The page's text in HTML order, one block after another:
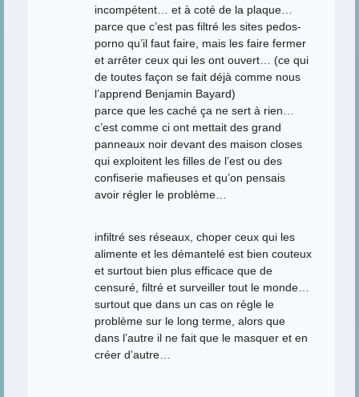
incompétent… et à coté de la plaque…
parce que c’est pas filtré les sites pedos-
porno qu’il faut faire, mais les faire fermer
et arrêter ceux qui les ont ouvert… (ce qui
de toutes façon se fait déjà comme nous
l’apprend Benjamin Bayard)
parce que les caché ça ne sert à rien…
c’est comme ci ont mettait des grand
panneaux noir devant des maison closes
qui exploitent les filles de l’est ou des
confiserie mafieuses et qu’on pensais
avoir régler le problème…
infiltré ses réseaux, choper ceux qui les
alimente et les démantelé est bien couteux
et surtout bien plus efficace que de
censuré, filtré et surveiller tout le monde…
surtout que dans un cas on règle le
problème sur le long terme, alors que
dans l’autre il ne fait que le masquer et en
créer d’autre…